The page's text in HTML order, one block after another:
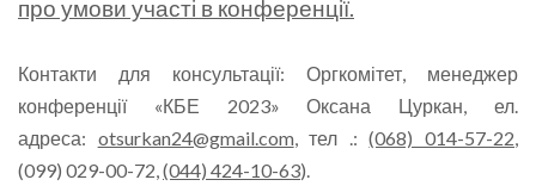
про умови участі в конференції.
Контакти для консультації: Оргкомітет, менеджер
конференції «КБЕ 2023» Оксана Цуркан, ел.
адреса: otsurkan24@gmail.com, тел .:(068) 014-57-22,
(099) 029-00-72,(044) 424-10-63).